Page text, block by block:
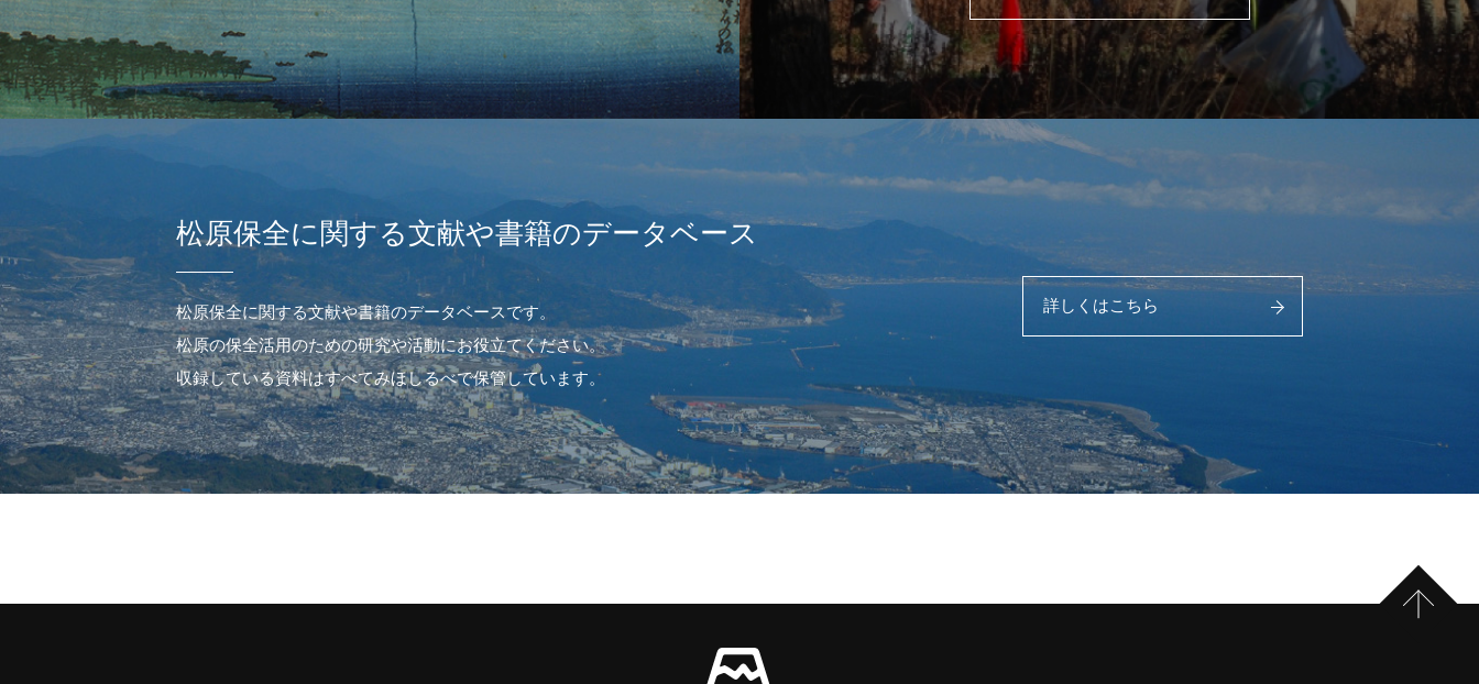
松原保全に関する文献や書籍のデータベース
松原保全に関する文献や書籍のデータベースです。
松原の保全活用のための研究や活動にお役立てください。
収録している資料はすべてみほしるべで保管しています。
詳しくはこちら